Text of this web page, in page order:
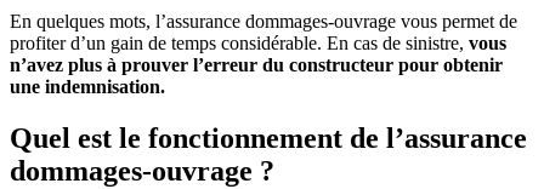
En quelques mots, l’assurance dommages-ouvrage vous permet de
profiter d’un gain de temps considérable. En cas de sinistre, vous
n’avez plus à prouver l’erreur du constructeur pour obtenir
une indemnisation.
Quel est le fonctionnement de l’assurance
dommages-ouvrage ?